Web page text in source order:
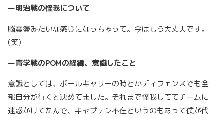
ー明治戦の怪我について
脳震盪みたいな感じになっちゃって。今はもう大丈夫です。
(笑)
ー青学戦のPOMの経緯、意識したこと
意識としては、ボールキャリーの時とかディフェンスでも全
部自分が行くと決めてました。それまで怪我しててチームに
迷惑かけてたんで、キャプテン不在というのもあって僕が代